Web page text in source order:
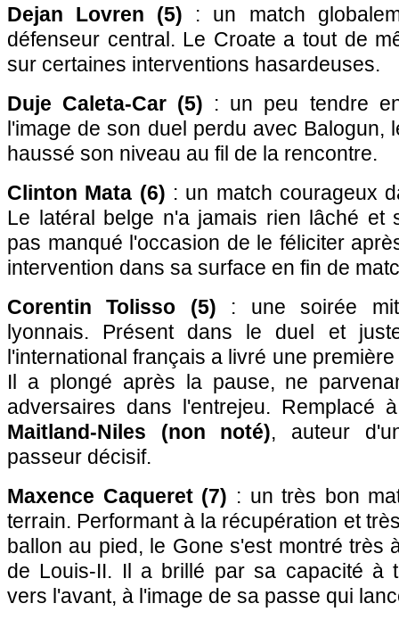
Dejan Lovren (5) : un match
défenseur central. Le Croate a tout de
sur certaines interventions hasardeuses.
Duje Caleta-Car (5) : un peu tendre
l'image de son duel perdu avec Balogun,
haussé son niveau au fil de la rencontre.
Clinton Mata (6) : un match courageux
Le latéral belge n'a jamais rien lâché et
pas manqué l'occasion de le féliciter
intervention dans sa surface en fin de
Corentin Tolisso (5) : une soirée
lyonnais. Présent dans le duel et
l'international français a livré une
Il a plongé après la pause, ne
adversaires dans l'entrejeu.
Maitland-Niles (non noté), auteur
passeur décisif.
Maxence Caqueret (7) : un très bon
terrain. Performant à la récupération et
ballon au pied, le Gone s'est montré très
de Louis-II. Il a brillé par sa capacité à
vers l'avant, à l'image de sa passe qui